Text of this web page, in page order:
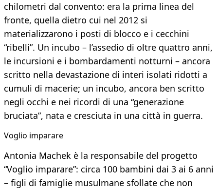
chilometri dal convento: era la prima linea del
fronte, quella dietro cui nel 2012 si
materializzarono i posti di blocco e i cecchini
“ribelli”. Un incubo – l’assedio di oltre quattro anni,
le incursioni e i bombardamenti notturni – ancora
scritto nella devastazione di interi isolati ridotti a
cumuli di macerie; un incubo, ancora ben scritto
negli occhi e nei ricordi di una “generazione
bruciata”, nata e cresciuta in una città in guerra.
Voglio imparare
Antonia Machek è la responsabile del progetto
“Voglio imparare”: circa 100 bambini dai 3 ai 6 anni
– figli di famiglie musulmane sfollate che non